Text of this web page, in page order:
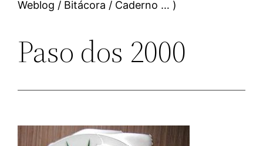
Weblog / Bitácora / Caderno … )
Paso dos 2000